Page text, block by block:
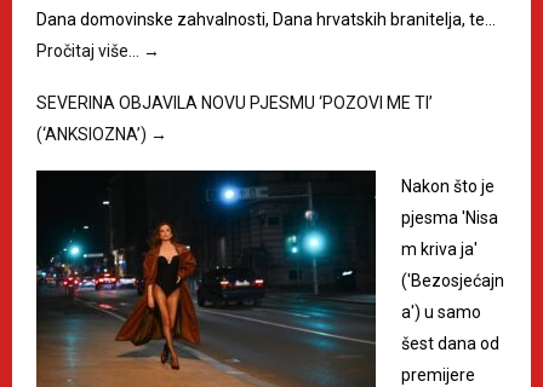
Dana domovinske zahvalnosti, Dana hrvatskih branitelja, te…
Pročitaj više…
→
SEVERINA OBJAVILA NOVU PJESMU ‘POZOVI ME TI’
(‘ANKSIOZNA’) →
Nakon što je
pjesma 'Nisa
m kriva ja'
('Bezosjećajn
a') u samo
šest dana od
premijere